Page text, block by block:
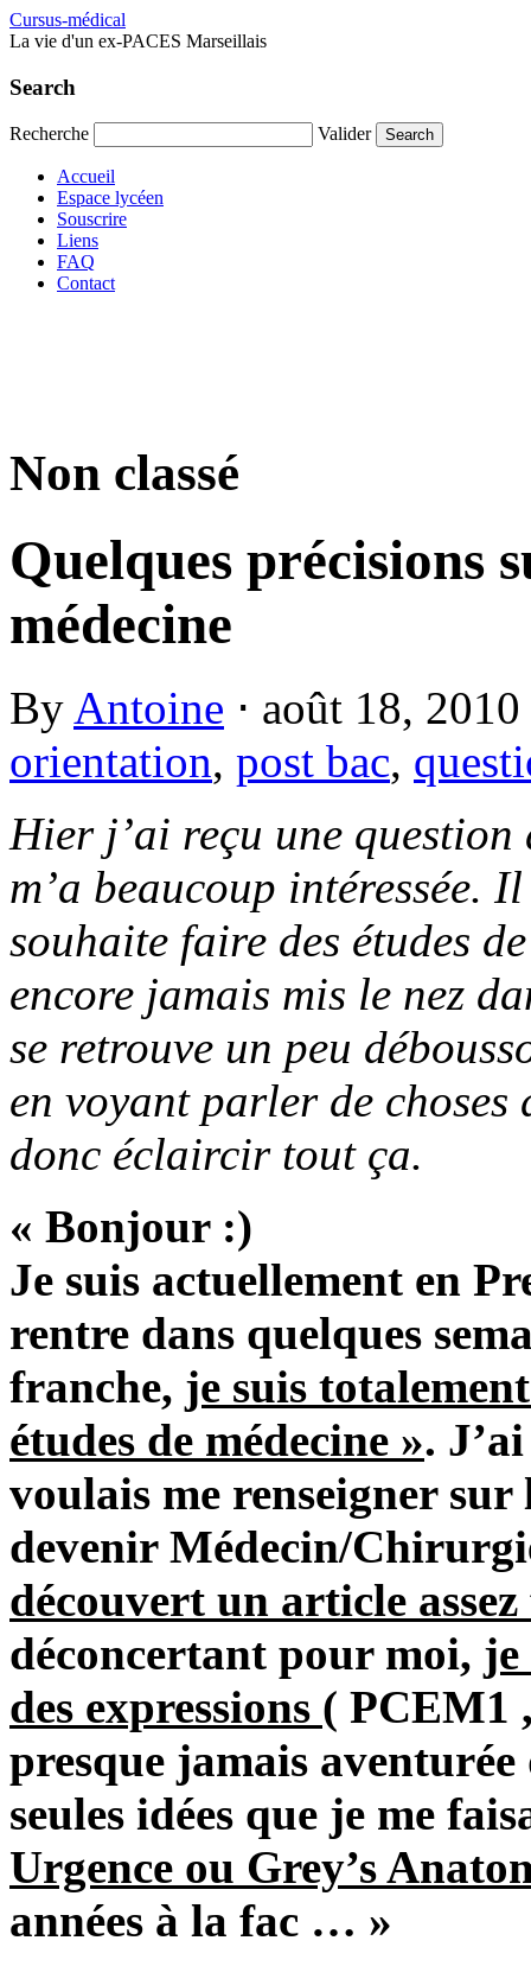
Cursus-médical
La vie d'un ex-PACES Marseillais
Search
Recherche Valider
Accueil
Espace lycéen
Souscrire
Liens
FAQ
Contact
Non classé
Quelques précisions
médecine
By Antoine ⋅ août 18, 2010
orientation, post bac,
Hier j’ai reçu une
m’a beaucoup intéressée.
souhaite faire des études
encore jamais mis le nez
se retrouve un peu
en voyant parler de
donc éclaircir tout ça.
« Bonjour :)
Je suis actuellement en
rentre dans quelques
franche, je suis
études de médecine ».
voulais me renseigner sur
devenir Médecin/
découvert un article
déconcertant pour moi, je
des expressions ( PCEM1
presque jamais
seules idées que je me
Urgence ou Grey’s
années à la fac … »